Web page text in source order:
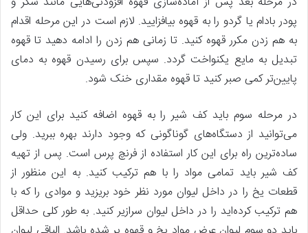
پودر بادام یا گردو را به قهوه بیافزایید. لازم است در این مرحله اقدام
به هم زدن مکرر قهوه کنید. تا زمانی هم زدن را ادامه دهید تا قهوه
تبدیل به مایع یکنواخت گردد. سپس برای رسیدن قهوه به دمای
پایین‌تر کمی صبر کنید تا قهوه مقداری خنک شود.
در مرحله سوم باید کف شیر را به قهوه اضافه کنید برای این کار
می‌توانید از دستگاه‌های گوناگونی که وجود دارند بهره ببرید. ولی
ساده‌ترین راه برای این کار استفاده از فرنچ پرس است. پس از تهیه
کف شیر باید تمامی مواد را با هم ترکیب کنید. به این منظور از
قطعات یخ را در داخل لیوان مورد نظر خود بریزید و موادی را که با
هم ترکیب کرده‌اید را در داخل لیوان سرازیر کنید. به طور کلی حداقل